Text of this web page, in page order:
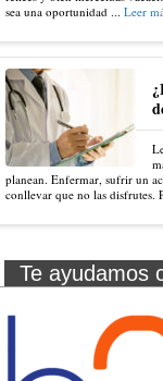
sea una oportunidad ... Leer
planean. Enfermar, sufrir un
conllevar que no las disfrutes.
Te ayudamos